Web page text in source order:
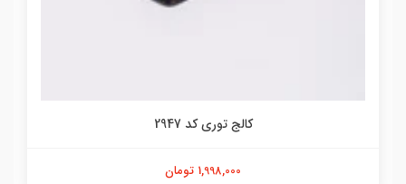
کالج توری کد 2947
1,998,000 تومان